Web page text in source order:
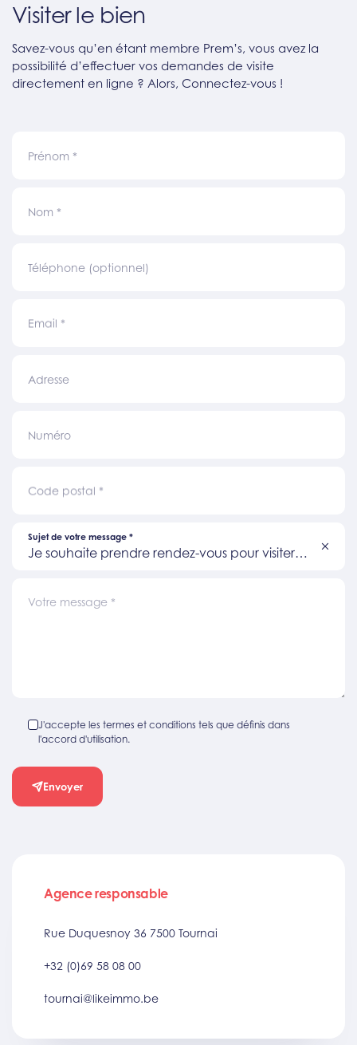
Visiter le bien
Savez-vous qu’en étant membre Prem’s, vous avez la
possibilité d’effectuer vos demandes de visite
directement en ligne ? Alors, Connectez-vous !
Prénom *
Nom *
Téléphone (optionnel)
Email *
Adresse
Numéro
Code postal *
Sujet de votre message *
Je souhaite prendre rendez-vous pour visiter
Votre message *
J'accepte les termes et conditions tels que définis dans
l'accord d'utilisation.
Envoyer
Agence responsable
Rue Duquesnoy 36 7500 Tournai
+32 (0)69 58 08 00
tournai@likeimmo.be